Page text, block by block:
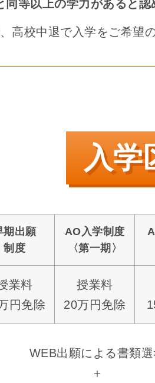
同等以上の学力があると認
高校中退で入学をご希望
入学
期出願
制度
AO入学制度
〈第一期〉
業料
円免除
授業料
20万円免除
WEB出願による書類
＋